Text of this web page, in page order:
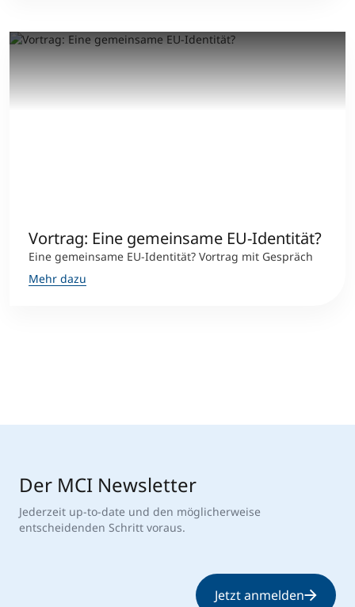
Vortrag: Eine gemeinsame EU-Identität?
Eine gemeinsame EU-Identität? Vortrag mit Gespräch
Mehr dazu
Der MCI Newsletter
Jederzeit up-to-date und den möglicherweise
entscheidenden Schritt voraus.
Jetzt anmelden